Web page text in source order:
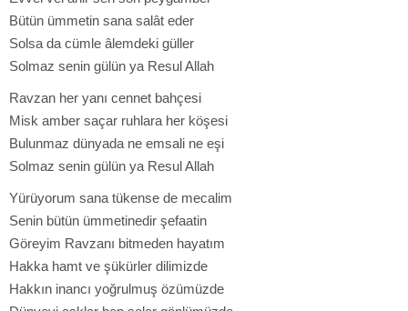
Bütün ümmetin sana salât eder
Solsa da cümle âlemdeki güller
Solmaz senin gülün ya Resul Allah
Ravzan her yanı cennet bahçesi
Misk amber saçar ruhlara her köşesi
Bulunmaz dünyada ne emsali ne eşi
Solmaz senin gülün ya Resul Allah
Yürüyorum sana tükense de mecalim
Senin bütün ümmetinedir şefaatin
Göreyim Ravzanı bitmeden hayatım
Hakka hamt ve şükürler dilimizde
Hakkın inancı yoğrulmuş özümüzde